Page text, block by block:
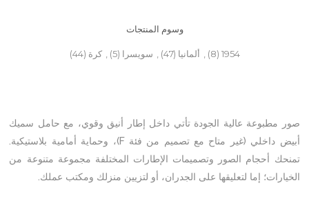
وسوم المنتجات
1954
(8)
, ألمانيا (47)
, سويسرا (5)
, كرة (44)
صور مطبوعة عالية الجودة تأتي داخل إطار أنيق وقوي، مع حامل سميك
أبيض داخلي (غير متاح مع تصميم من فئة F)، وحماية أمامية بلاستيكية.
تمنحك أحجام الصور وتصميمات الإطارات المختلفة مجموعة متنوعة من
الخيارات؛ إما لتعليقها على الجدران، أو لتزيين منزلك ومكتب عملك.